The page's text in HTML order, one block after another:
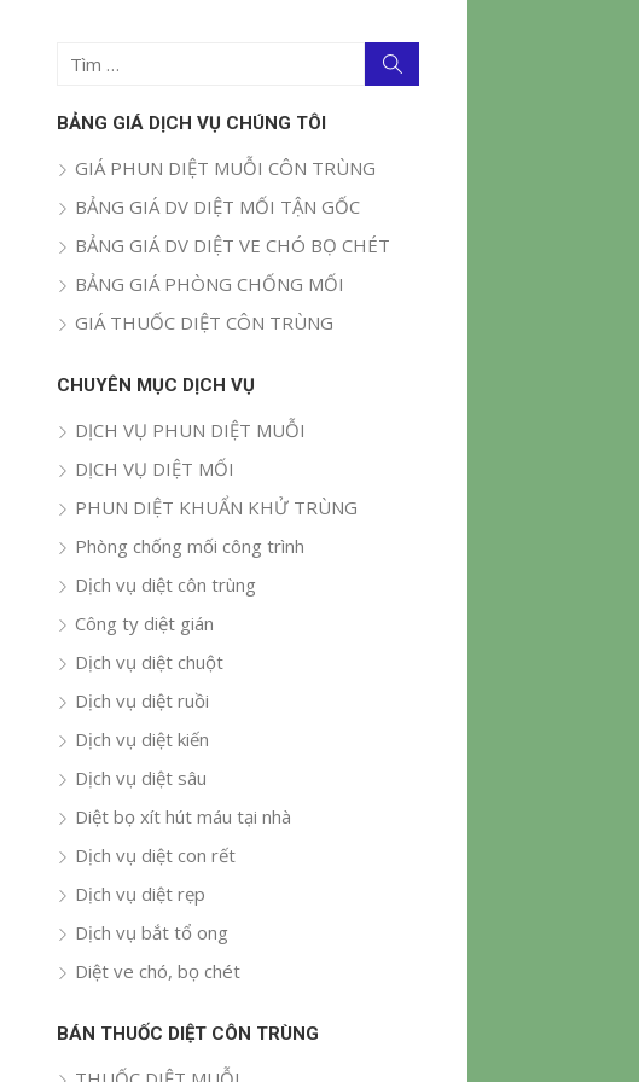
Tìm
quả
kiếm
BẢNG GIÁ DỊCH VỤ CHÚNG TÔI
GIÁ PHUN DIỆT MUỖI CÔN TRÙNG
BẢNG GIÁ DV DIỆT MỐI TẬN GỐC
BẢNG GIÁ DV DIỆT VE CHÓ BỌ CHÉT
BẢNG GIÁ PHÒNG CHỐNG MỐI
GIÁ THUỐC DIỆT CÔN TRÙNG
CHUYÊN MỤC DỊCH VỤ
DỊCH VỤ PHUN DIỆT MUỖI
DỊCH VỤ DIỆT MỐI
PHUN DIỆT KHUẨN KHỬ TRÙNG
Phòng chống mối công trình
Dịch vụ diệt côn trùng
Công ty diệt gián
Dịch vụ diệt chuột
Dịch vụ diệt ruồi
Dịch vụ diệt kiến
Dịch vụ diệt sâu
Diệt bọ xít hút máu tại nhà
Dịch vụ diệt con rết
Dịch vụ diệt rẹp
Dịch vụ bắt tổ ong
Diệt ve chó, bọ chét
BÁN THUỐC DIỆT CÔN TRÙNG